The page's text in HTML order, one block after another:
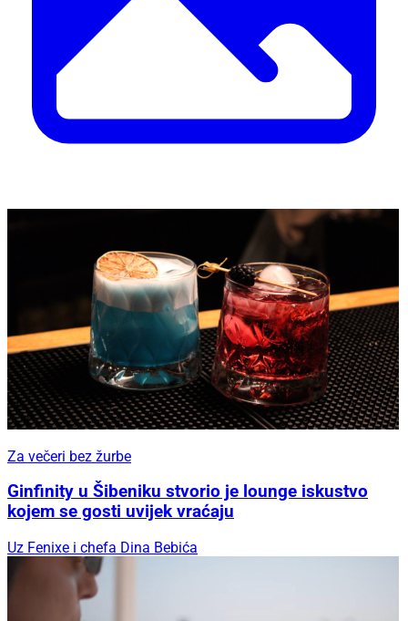
Za večeri bez žurbe
Ginfinity u Šibeniku stvorio je lounge iskustvo
kojem se gosti uvijek vraćaju
Uz Fenixe i chefa Dina Bebića